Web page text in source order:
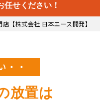
任せください！
【株式会社 日本エース開発】
・・
放置は